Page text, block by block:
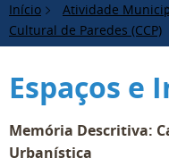
Início Atividade
Cultural de Paredes (CCP)
Espaços e
Memória Descritiva:
Urbanística